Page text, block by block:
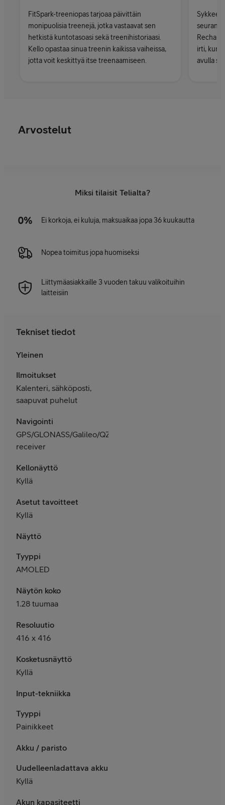
FitSpark-treeniopas tarjoaa päivittäin
monipuolisia treenejä, jotka vastaavat sen
hetkistä kuntotasoasi sekä treenihistoriaasi.
Kello opastaa sinua treenin kaikissa vaiheissa,
jotta voit keskittyä itse treenaamiseen.
irti, kun
avulla
Arvostelut
Miksi tilaisit Telialta?
Ei korkoja, ei kuluja, maksuaikaa jopa 36 kuukautta
Nopea toimitus jopa huomiseksi
Liittymäasiakkaille 3 vuoden takuu valikoituihin
laitteisiin
Tekniset tiedot
Yleinen
Ilmoitukset
Kalenteri, sähköposti,
saapuvat puhelut
Navigointi
GPS/GLONASS/Galileo/QZSS
receiver
Kellonäyttö
Kyllä
Asetut tavoitteet
Kyllä
Näyttö
Tyyppi
AMOLED
Näytön koko
1.28 tuumaa
Resoluutio
416 x 416
Kosketusnäyttö
Kyllä
Input-tekniikka
Tyyppi
Painikkeet
Akku / paristo
Uudelleenladattava akku
Kyllä
Akun kapasiteetti